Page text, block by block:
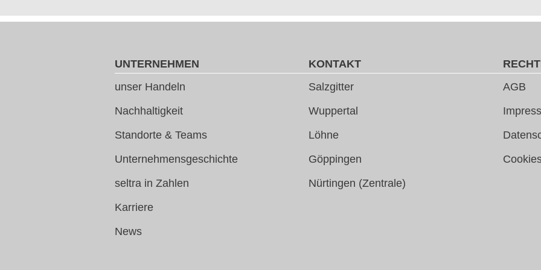
UNTERNEHMEN
unser Handeln
Nachhaltigkeit
Standorte & Teams
Unternehmensgeschichte
seltra in Zahlen
Karriere
News
KONTAKT
Salzgitter
Wuppertal
Löhne
Göppingen
Nürtingen (Zentrale)
AGB